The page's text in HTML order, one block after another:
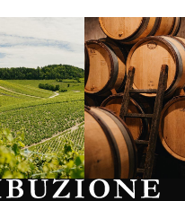
Borgogna,
Francia
Instagram